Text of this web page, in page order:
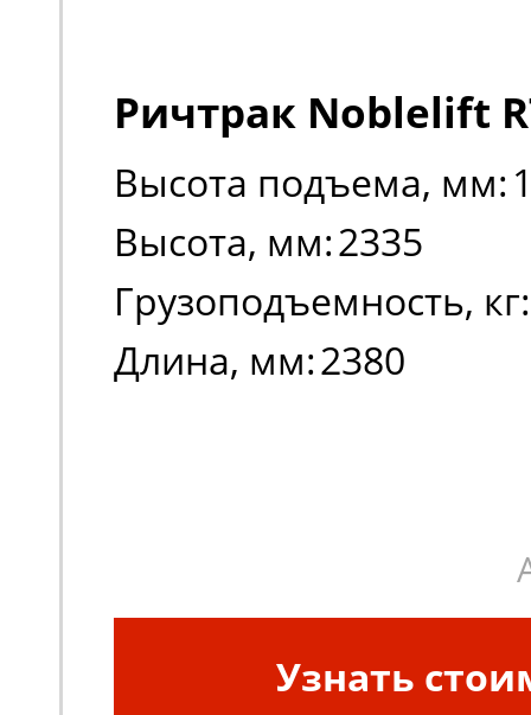
Ричтрак Noblelift
Высота подъема, мм:
Высота, мм:2335
Грузоподъемность, кг:
Длина, мм:2380
Узнать